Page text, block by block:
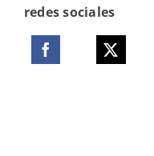
redes sociales